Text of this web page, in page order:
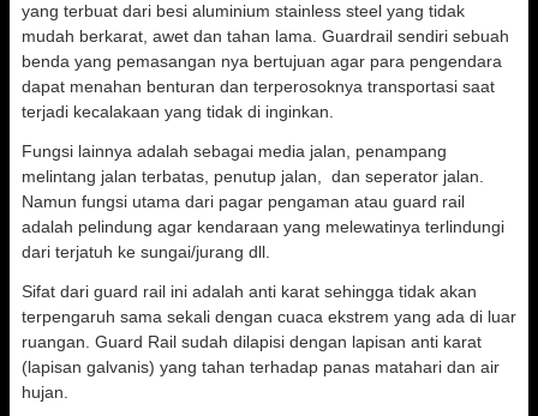
yang terbuat dari besi aluminium stainless steel yang tidak
mudah berkarat, awet dan tahan lama. Guardrail sendiri sebuah
benda yang pemasangan nya bertujuan agar para pengendara
dapat menahan benturan dan terperosoknya transportasi saat
terjadi kecalakaan yang tidak di inginkan.
Fungsi lainnya adalah sebagai media jalan, penampang
melintang jalan terbatas, penutup jalan, dan seperator jalan.
Namun fungsi utama dari pagar pengaman atau guard rail
adalah pelindung agar kendaraan yang melewatinya terlindungi
dari terjatuh ke sungai/jurang dll.
Sifat dari guard rail ini adalah anti karat sehingga tidak akan
terpengaruh sama sekali dengan cuaca ekstrem yang ada di luar
ruangan. Guard Rail sudah dilapisi dengan lapisan anti karat
(lapisan galvanis) yang tahan terhadap panas matahari dan air
hujan.